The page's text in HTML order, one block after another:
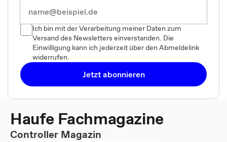
Ich bin mit der Verarbeitung meiner Daten zum
Versand des Newsletters einverstanden. Die
Einwilligung kann ich jederzeit über den Abmeldelink
widerrufen.
Jetzt abonnieren
Haufe Fachmagazine
Controller Magazin